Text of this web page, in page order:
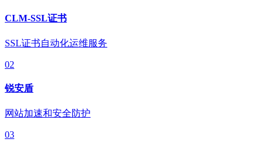
CLM-SSL证书
SSL证书自动化运维服务
02
锐安盾
网站加速和安全防护
03